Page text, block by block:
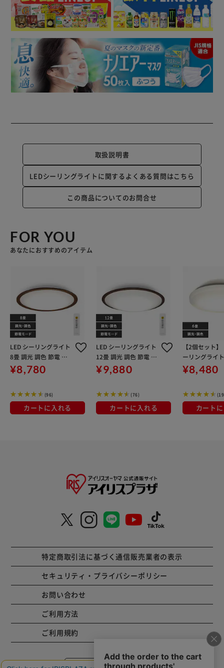
取扱説明書
LEDシーリングライトに関するよくある質問はこちら
この商品についてのお問合せ
FOR YOU
あなたにおすすめのアイテム
LED シーリングライト
8畳 調光 調色 節電 工
具・工事不要 リモコン
付き 5年保証 CEA8DL-
¥8,780
(96)
カートに入れる
LED シーリングライト
12畳 調光 調色 節電 工
具・工事不要 リモコン
付き 5年保証 CEA12DL
¥9,880
(76)
カートに入れる
【2個セット
ーリングライ
光 調色 工具・
リモコン付き
¥8,480
カート
特定商取引法に基づく通信販売業者の表示
セキュリティ・プライバシーポリシー
お問い合わせ
ご利用方法
ご利用規約